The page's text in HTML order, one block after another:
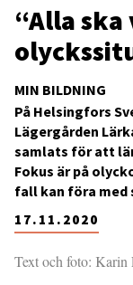
MIN BILDNING
“Alla ska
17.11.2020
På Helsingfors
Lägergården
samlats för att
Fokus är på
fall kan föra med
Text och foto: Karin